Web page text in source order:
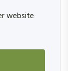
website